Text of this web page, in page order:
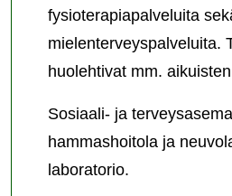
fysioterapiapalveluita
mielenterveyspalveluita.
huolehtivat mm.
Sosiaali- ja
hammashoitola ja
laboratorio.